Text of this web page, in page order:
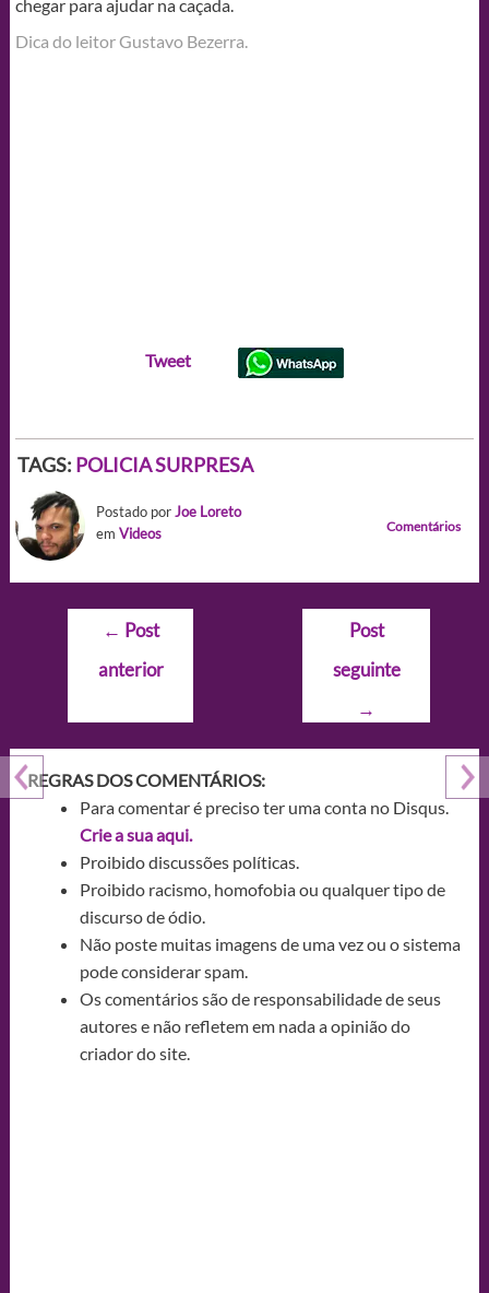
chegar para ajudar na caçada.
Dica do leitor Gustavo Bezerra.
Tweet
TAGS: POLICIA SURPRESA
Postado porJoe Loreto
em Videos Comentários
Navegação
Post
← Post
anterior
Post
seguinte
→
REGRAS DOS COMENTÁRIOS:
Para comentar é preciso ter uma conta no Disqus.
Crie a sua aqui.
Proibido discussões políticas.
Proibido racismo, homofobia ou qualquer tipo de
discurso de ódio.
Não poste muitas imagens de uma vez ou o sistema
pode considerar spam.
Os comentários são de responsabilidade de seus
autores e não refletem em nada a opinião do
criador do site.